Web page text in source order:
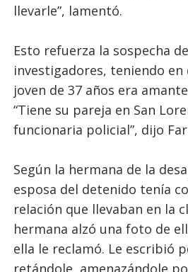
llevarle”, lamentó.
Esto refuerza la sospecha
investigadores, teniendo en
joven de 37 años era
“Tiene su pareja en San
funcionaria policial”, dijo
Según la hermana de la
esposa del detenido tenía
relación que llevaban en la
hermana alzó una foto de
ella le reclamó. Le escribió
retándole, amenazándole